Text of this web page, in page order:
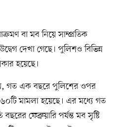
বা মব নিয়ে সাম্প্রতিক
দেখা গেছে। পুলিশও বিভিন্ন
হয়েছে।
গত এক বছরে পুলিশের ওপর
মামলা হয়েছে। এর মধ্যে গত
ফেব্রুয়ারি পর্যন্ত মব সৃষ্টি